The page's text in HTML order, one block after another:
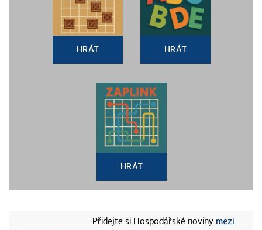
HRÁT HRÁT
HRÁT
Přidejte si Hospodářské noviny mezi